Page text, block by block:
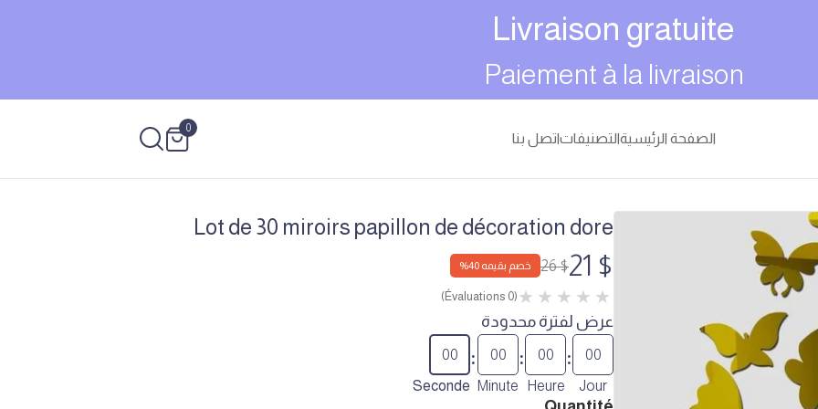
Livraison gratuite
Paiement à la livraison
الصفحة الرئيسيةالتصنيفاتاتصل بنا
0
Lot de 30 miroirs papillon de décoration dore
$ 21
$ 26 خصم بقيمه 40%
(0 Évaluations)
عرض لفترة محدودة
00
Jour
:
00
Heure
:
00
Minute
:
00
Seconde